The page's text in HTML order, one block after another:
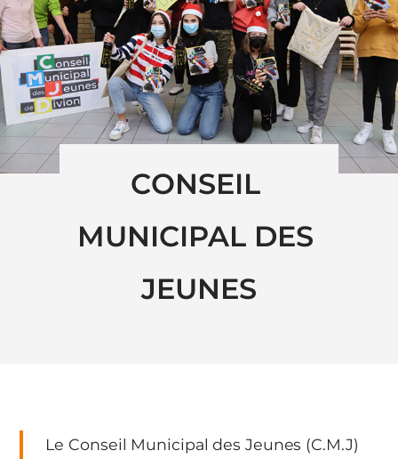
CONSEIL
MUNICIPAL DES
JEUNES
Le Conseil Municipal des Jeunes (C.M.J)